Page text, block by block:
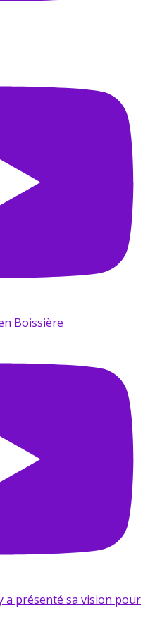
Boissière
a présenté sa vision pour